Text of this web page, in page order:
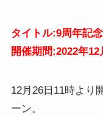
タイトル:9周年記
開催期間:2022年
12月26日11時より
ーン。